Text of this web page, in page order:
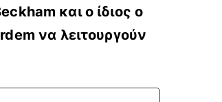
και ο ίδιος ο
να λειτουργούν